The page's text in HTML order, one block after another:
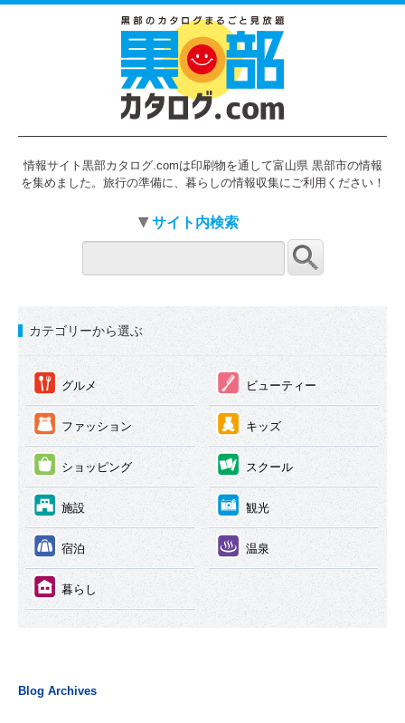
情報サイト黒部カタログ.comは印刷物を通して富山県 黒部市の情報
を集めました。旅行の準備に、暮らしの情報収集にご利用ください！
サイト内検索
カテゴリーから選ぶ
① グルメ ② ビューティー
③ ファッション ④ キッズ
⑤ ショッピング ⑥ スクール
⑦ 施設 ⑧ 観光
⑨ 宿泊 ⑩ 温泉
⑪ 暮らし
Blog Archives